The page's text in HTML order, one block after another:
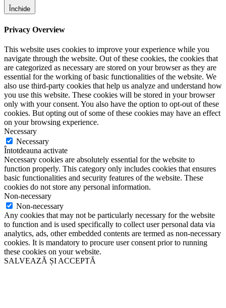
Închide
Privacy Overview
This website uses cookies to improve your experience while you
navigate through the website. Out of these cookies, the cookies that
are categorized as necessary are stored on your browser as they are
essential for the working of basic functionalities of the website. We
also use third-party cookies that help us analyze and understand how
you use this website. These cookies will be stored in your browser
only with your consent. You also have the option to opt-out of these
cookies. But opting out of some of these cookies may have an effect
on your browsing experience.
Necessary
Necessary
Întotdeauna activate
Necessary cookies are absolutely essential for the website to
function properly. This category only includes cookies that ensures
basic functionalities and security features of the website. These
cookies do not store any personal information.
Non-necessary
Non-necessary
Any cookies that may not be particularly necessary for the website
to function and is used specifically to collect user personal data via
analytics, ads, other embedded contents are termed as non-necessary
cookies. It is mandatory to procure user consent prior to running
these cookies on your website.
SALVEAZĂ ȘI ACCEPTĂ